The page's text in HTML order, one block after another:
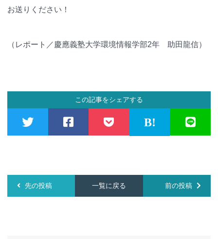
お送りください！
（レポート／慶應義塾大学環境情報学部2年 助田龍信）
この記事をシェアする
先の投稿 一覧に戻る 前の投稿